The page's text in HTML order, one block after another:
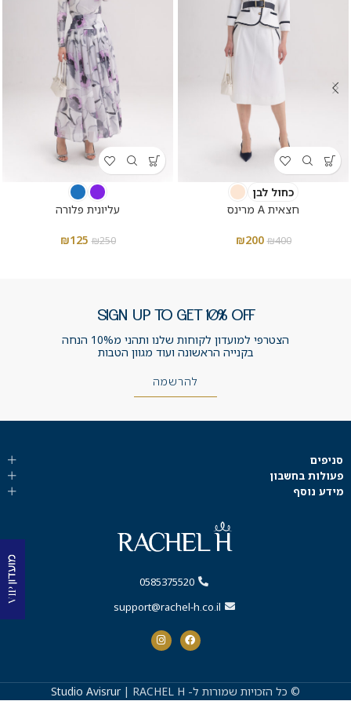
כחול לבן
חצאית A מרינס
₪400
₪200
עליונית פלורה
₪250
₪125
SIGN UP TO GET 10% OFF
הצטרפי למועדון לקוחות שלנו ותהני מ10% הנחה
בקנייה הראשונה ועוד מגוון הטבות
להרשמה
סניפים
פעולות בחשבון
מידע נוסף
0585375520
support@rachel-h.co.il
© כל הזכויות שמורות ל- Studio Avisrur | RACHEL H